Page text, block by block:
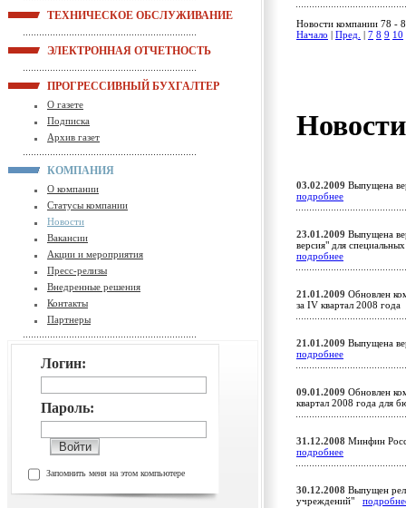
ТЕХНИЧЕСКОЕ ОБСЛУЖИВАНИЕ
ЭЛЕКТРОННАЯ ОТЧЕТНОСТЬ
ПРОГРЕССИВНЫЙ БУХГАЛТЕР
О газете
Подписка
Архив газет
КОМПАНИЯ
О компании
Статусы компании
Новости
Вакансии
Акции и мероприятия
Пресс-релизы
Внедренные решения
Контакты
Партнеры
Логин:
Пароль:
Запомнить меня на этом компьютере
Новости компании 78 -
Начало
Пред. 7 8 9 10
03.02.2009 Выпущена
подробнее
23.01.2009 Выпущена
версия" для
подробнее
21.01.2009 Обновлен
за IV квартал 2008
21.01.2009 Выпущена
подробнее
09.01.2009 Обновлен
квартал 2008 года для
31.12.2008 Минфин
подробнее
30.12.2008 Выпущен
учреждений"